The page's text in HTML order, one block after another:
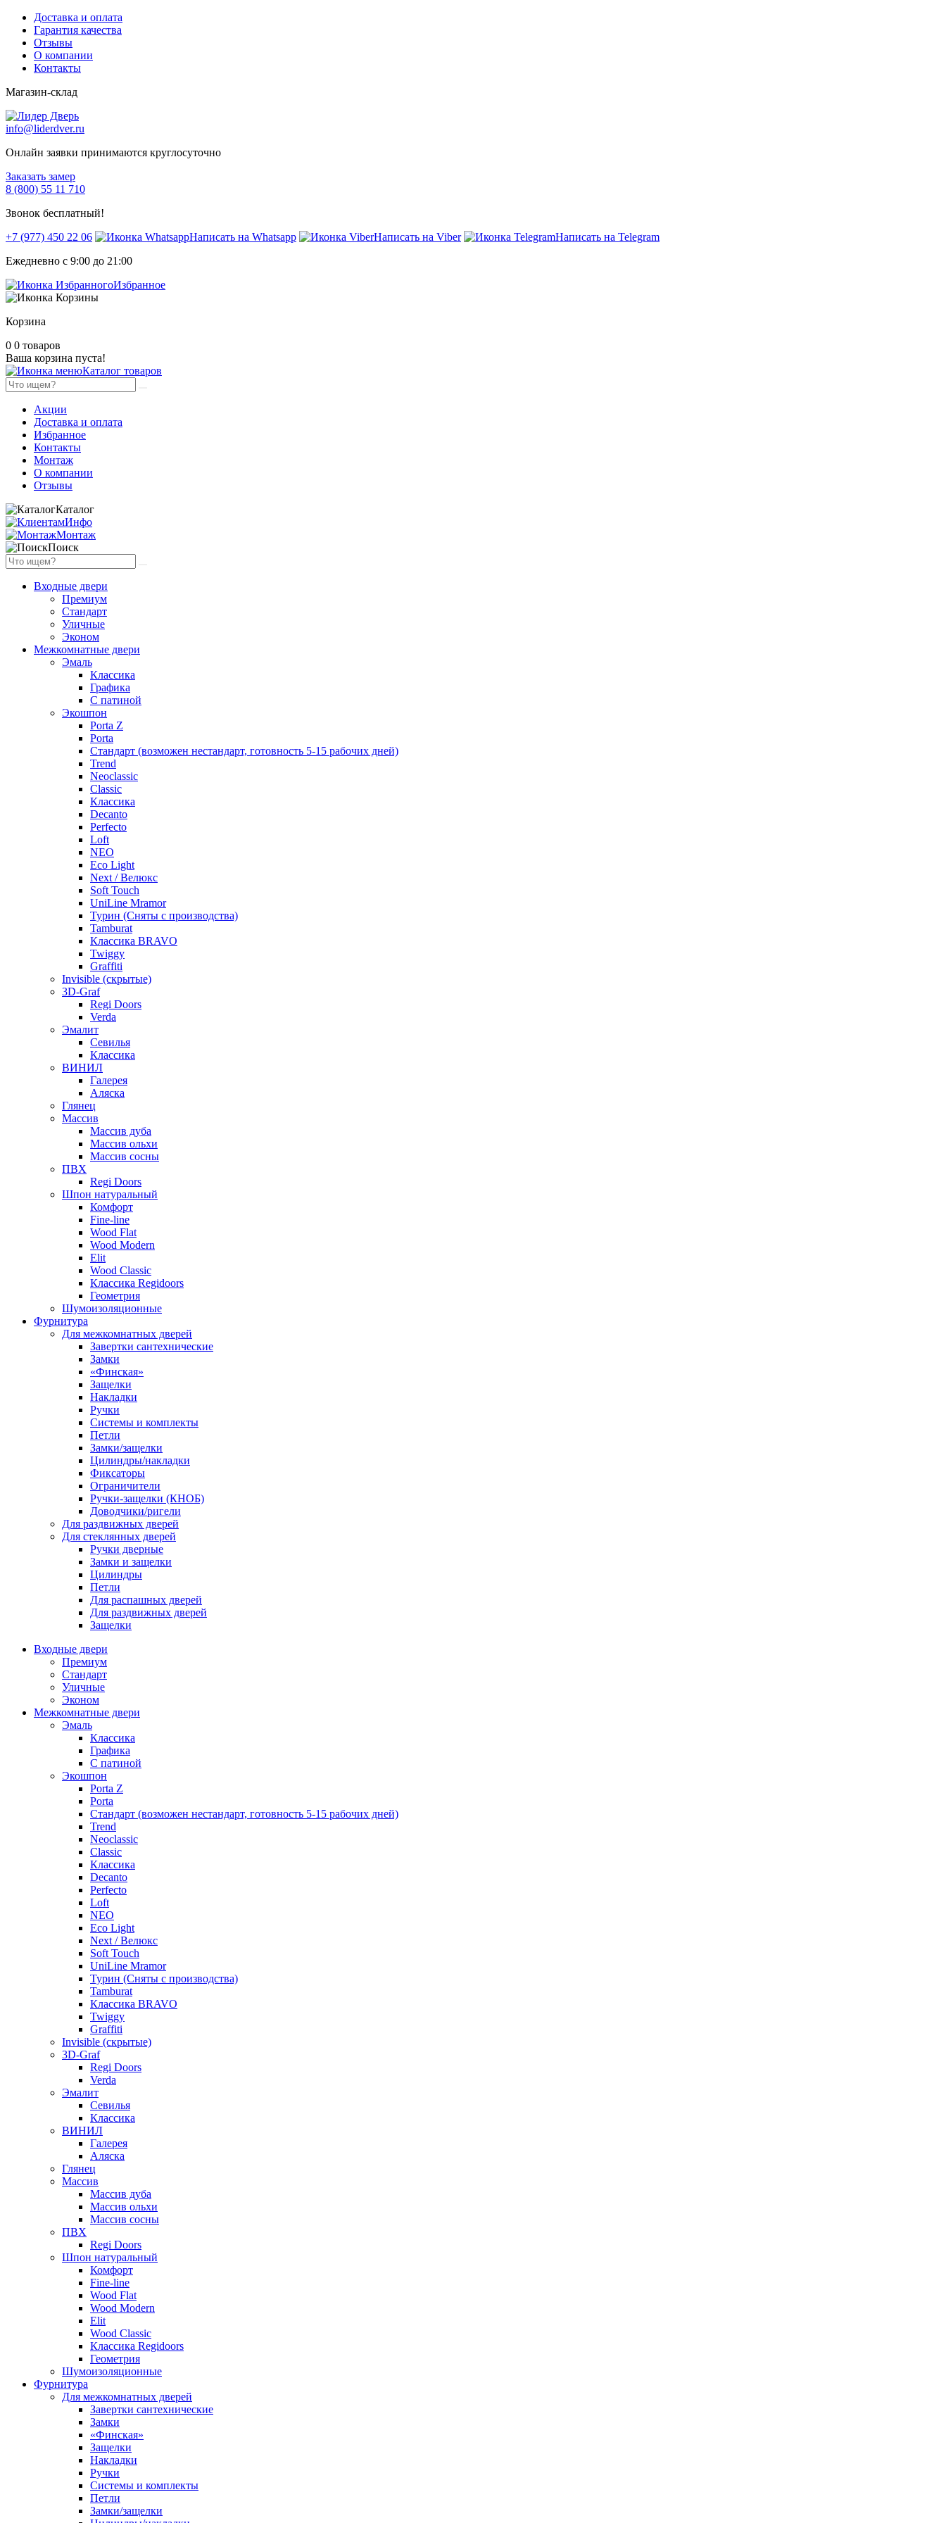
Доставка и оплата
Гарантия качества
Отзывы
О компании
Контакты
Магазин-склад
info@liderdver.ru
Онлайн заявки принимаются круглосуточно
Заказать замер
8 (800) 55 11 710
Звонок бесплатный!
+7 (977) 450 22 06
Написать на Whatsapp Написать на Viber
Написать на Telegram
Ежедневно с 9:00 до 21:00
Избранное
Корзина
0 0 товаров
Ваша корзина пуста!
Каталог товаров
Акции
Доставка и оплата
Избранное
Контакты
Монтаж
О компании
Отзывы
Каталог
Инфо
Монтаж
Поиск
Входные двери
Премиум
Стандарт
Уличные
Эконом
Межкомнатные двери
Эмаль
Классика
Графика
С патиной
Экошпон
Porta Z
Porta
Стандарт (возможен нестандарт, готовность 5-15 рабочих дней)
Trend
Neoclassic
Classic
Классика
Decanto
Perfecto
Loft
NEO
Eco Light
Next / Велюкс
Soft Touch
UniLine Mramor
Турин (Сняты с производства)
Tamburat
Классика BRAVO
Twiggy
Graffiti
Invisible (скрытые)
3D-Graf
Regi Doors
Verda
Эмалит
Севилья
Классика
ВИНИЛ
Галерея
Аляска
Глянец
Массив
Массив дуба
Массив ольхи
Массив сосны
ПВХ
Regi Doors
Шпон натуральный
Комфорт
Fine-line
Wood Flat
Wood Modern
Elit
Wood Classic
Классика Regidoors
Геометрия
Шумоизоляционные
Фурнитура
Для межкомнатных дверей
Завертки сантехнические
Замки
«Финская»
Защелки
Накладки
Ручки
Системы и комплекты
Петли
Замки/защелки
Цилиндры/накладки
Фиксаторы
Ограничители
Ручки-защелки (КНОБ)
Доводчики/ригели
Для раздвижных дверей
Для стеклянных дверей
Ручки дверные
Замки и защелки
Цилиндры
Петли
Для распашных дверей
Для раздвижных дверей
Защелки
Входные двери
Премиум
Стандарт
Уличные
Эконом
Межкомнатные двери
Эмаль
Классика
Графика
С патиной
Экошпон
Porta Z
Porta
Стандарт (возможен нестандарт, готовность 5-15 рабочих дней)
Trend
Neoclassic
Classic
Классика
Decanto
Perfecto
Loft
NEO
Eco Light
Next / Велюкс
Soft Touch
UniLine Mramor
Турин (Сняты с производства)
Tamburat
Классика BRAVO
Twiggy
Graffiti
Invisible (скрытые)
3D-Graf
Regi Doors
Verda
Эмалит
Севилья
Классика
ВИНИЛ
Галерея
Аляска
Глянец
Массив
Массив дуба
Массив ольхи
Массив сосны
ПВХ
Regi Doors
Шпон натуральный
Комфорт
Fine-line
Wood Flat
Wood Modern
Elit
Wood Classic
Классика Regidoors
Геометрия
Шумоизоляционные
Фурнитура
Для межкомнатных дверей
Завертки сантехнические
Замки
«Финская»
Защелки
Накладки
Ручки
Системы и комплекты
Петли
Замки/защелки